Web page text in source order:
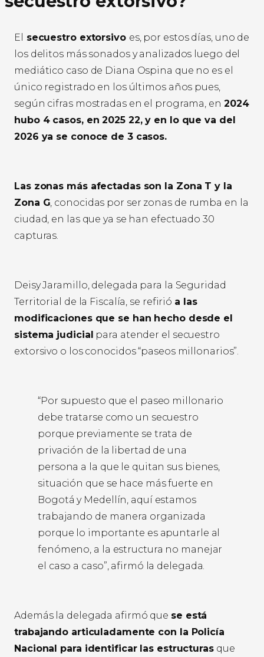
El secuestro extorsivo es, por estos días, uno de
los delitos más sonados y analizados luego del
mediático caso de Diana Ospina que no es el
único registrado en los últimos años pues,
según cifras mostradas en el programa, en 2024
hubo 4 casos, en 2025 22, y en lo que va del
2026 ya se conoce de 3 casos.
Las zonas más afectadas son la Zona T y la
Zona G, conocidas por ser zonas de rumba en la
ciudad, en las que ya se han efectuado 30
capturas.
Deisy Jaramillo, delegada para la Seguridad
Territorial de la Fiscalía, se refirió a las
modificaciones que se han hecho desde el
sistema judicial para atender el secuestro
extorsivo o los conocidos “paseos millonarios”.
“Por supuesto que el paseo millonario
debe tratarse como un secuestro
porque previamente se trata de
privación de la libertad de una
persona a la que le quitan sus bienes,
situación que se hace más fuerte en
Bogotá y Medellín, aquí estamos
trabajando de manera organizada
porque lo importante es apuntarle al
fenómeno, a la estructura no manejar
el caso a caso”, afirmó la delegada.
Además la delegada afirmó que se está
trabajando articuladamente con la Policía
Nacional para identificar las estructurasque